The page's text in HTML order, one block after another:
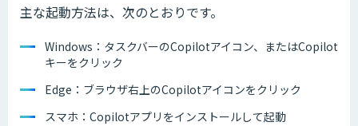
主な起動方法は、次のとおりです。
Windows：タスクバーのCopilotアイコン、またはCopilot
キーをクリック
Edge：ブラウザ右上のCopilotアイコンをクリック
スマホ：Copilotアプリをインストールして起動